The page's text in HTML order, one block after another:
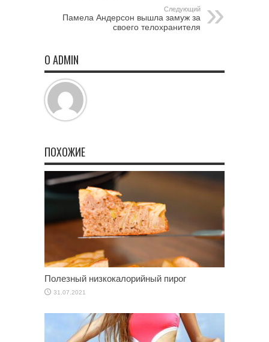
Следующий
Памела Андерсон вышла замуж за
своего телохранителя
О ADMIN
ПОХОЖИЕ
Полезный низкокалорийный пирог
31.07.2021